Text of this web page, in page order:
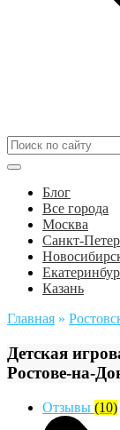
Блог
Все города
Москва
Санкт-
Казань
Главная »
Детская
Ростове-на-
Отзывы (10)